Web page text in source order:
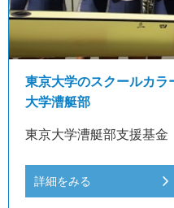
東京大学のスクールカラ
大学漕艇部
東京大学漕艇部支援基金
詳細をみる